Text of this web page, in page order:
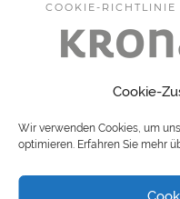
Cookie-
Wir verwenden Cookies, um
optimieren. Erfahren Sie mehr
COOKIE-RICHTLINIE